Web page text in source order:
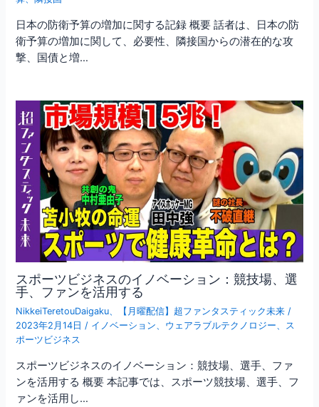
日本の防衛予算の増加に関する記録 概要 話者は、日本の防
衛予算の増加に関して、必要性、隣接国からの潜在的な攻
撃、国債と増…
スポーツビジネスのイノベーション：競技場、選
手、ファンを活用する
NikkeiTeretouDaigaku、 【月曜配信】超ファンタスティック未来 /
2023年2月14日 / イノベーション、 ウェアラブルテクノロジー、 ス
ポーツビジネス
スポーツビジネスのイノベーション：競技場、選手、ファ
ンを活用する 概要 本記事では、スポーツ競技場、選手、フ
ァンを活用し…